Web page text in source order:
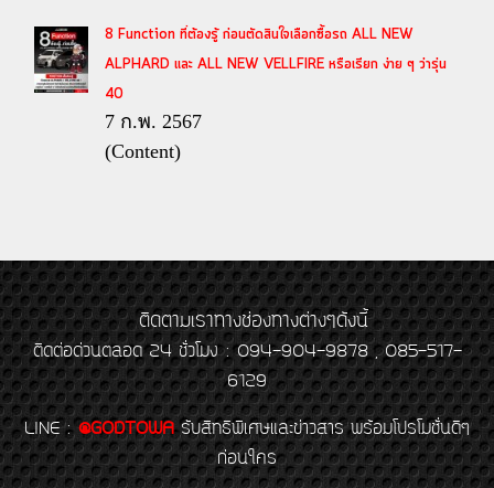
8 Function ที่ต้องรู้ ก่อนตัดสินใจเลือกซื้อรถ ALL NEW
ALPHARD และ ALL NEW VELLFIRE หรือเรียก ง่าย ๆ ว่ารุ่น
40
7 ก.พ. 2567
(Content)
ติดตามเราทางช่องทางต่างๆดังนี้
ติดต่อด่วนตลอด 24 ชั่วโมง : 094-904-9878 , 085-517-
6129
LINE : @GODTOWA รับสิทธิพิเศษและข่าวสาร พร้อมโปรโมชั่นดีๆ
ก่อนใคร